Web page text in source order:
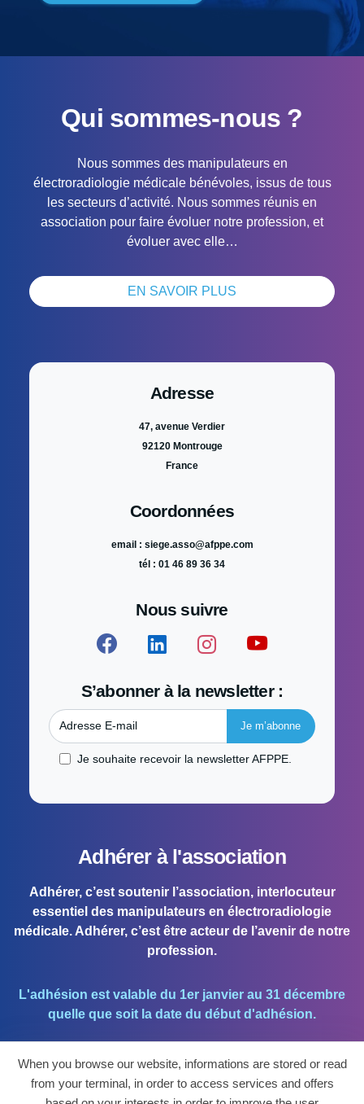
Adhérer à l'association
Adhérer, c’est soutenir l’association, interlocuteur
essentiel des manipulateurs en électroradiologie
médicale. Adhérer, c’est être acteur de l’avenir de notre
profession.
L'adhésion est valable du 1er janvier au 31 décembre
quelle que soit la date du début d'adhésion.
J'ADHÈRE !
Qui sommes-nous ?
Nous sommes des manipulateurs en
électroradiologie médicale bénévoles, issus de tous
les secteurs d’activité. Nous sommes réunis en
association pour faire évoluer notre profession, et
évoluer avec elle…
EN SAVOIR PLUS
Adresse
47, avenue Verdier
92120 Montrouge
France
Coordonnées
email : siege.asso@afppe.com
tél : 01 46 89 36 34
Nous suivre
S’abonner à la newsletter :
Adresse E-mail
Je souhaite recevoir la newsletter AFPPE.
When you browse our website, informations are stored or read
from your terminal, in order to access services and offers